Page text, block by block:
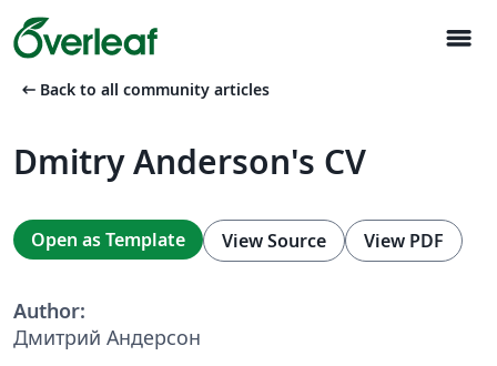
menu
arrow_left_alt Back to all community articles
Dmitry Anderson's CV
Open as Template View Source View PDF
Author:
Дмитрий Андерсон